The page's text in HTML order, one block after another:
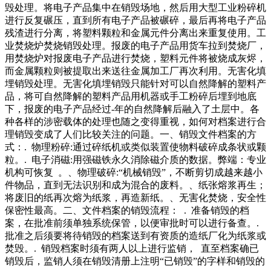
毁处理。将电子产品集中在销毁场地，然后用大型工业粉碎机
进行反复碾压，直到所有电子产品被碾碎，最后再将电子产品
残渣进行分离，将塑料颗粒和金属元件分离出来重复使用。工
业焚烧炉焚烧销毁处理。报废的电子产品用货车拉到焚烧厂，
用焚烧炉对报废电子产品进行焚烧，塑料元件将被烧成灰烬，
而金属颗粒则被提取出来送往金属加工厂再次利用。无害化填
埋销毁处理。无害化填埋销毁只能针对可以自然降解的塑料产
品，将可自然降解的塑料产品用机器或手工粉碎后埋到地底
下，报废的电子产品经过-年的自然降解后融入了土层中。各
种各样的涉密载体的处理也随之变得重视，如何对档案进行合
理销毁变成了人们比较关注的问题。一、销毁文件档案的方
式：. 物理粉碎:通过碎纸机或类似装置使物料破碎成条状或颗
粒。. 电子消磁:用强磁铁永久消除磁介质的数据。弊端：专业
机构可恢复 。、物理破碎:“机械销毁”，不断剪切成越来越小
件物品，直到无法识别和成为混合的废料。、纸张熔浆再生；
将废旧的纸再次熔为纸浆，再造新纸。、无害化焚烧，安全性
保密性最高。二、文件档案的销毁流程： . 准备销毁的档
案，在批准前须单独系统保管，以便审批时可以进行备查。.
批准之后须要将待销毁的档案送到有资质的造纸厂化为纸浆或
焚毁。. 销毁档案时须有两人以上进行监销， 直至档案确已
销毁后，监销人须在销毁清册上注明“已销毁”的字样和销毁的